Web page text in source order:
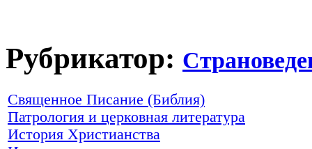
Рубрикатор:
Священное Писание (Библия)
Патрология и церковная литература
История Христианства